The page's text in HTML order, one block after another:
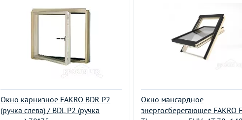
Окно карнизное FAKRO BDR P2
(ручка слева) / BDL P2 (ручка
Окно мансардное
энергосберегающее FAKRO